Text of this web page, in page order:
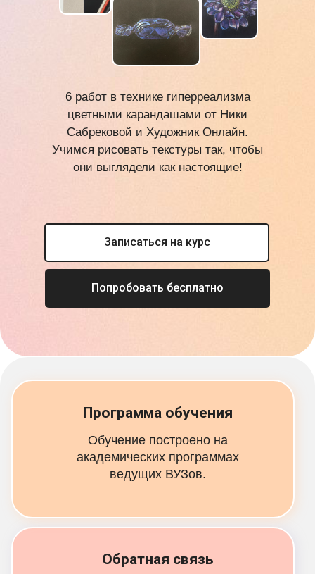
6 работ в технике гиперреализма
цветными карандашами от Ники
Сабрековой и Художник Онлайн.
Учимся рисовать текстуры так, чтобы
они выглядели как настоящие!
Записаться на курс
Попробовать бесплатно
Обучение построено на
академических программах
ведущих ВУЗов.
Программа обучения
Обратная связь